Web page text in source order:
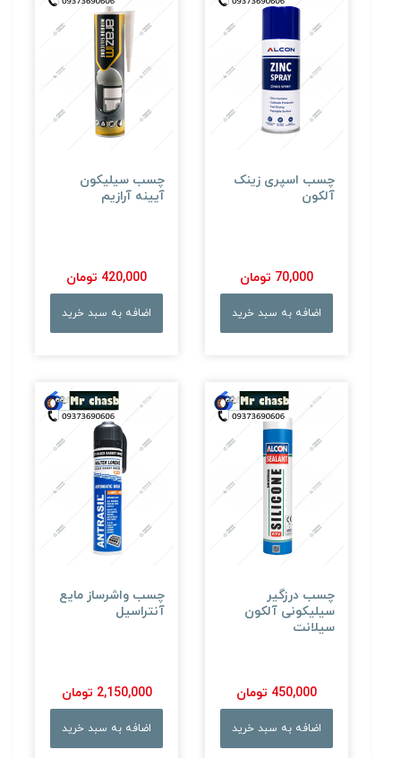
چسب اسپری زینک
آلکون
70,000 تومان
اضافه به سبد خرید
چسب سیلیکون
آیینه آرازیم
420,000 تومان
اضافه به سبد خرید
چسب درزگیر
سیلیکونی آلکون
سیلانت
450,000 تومان
اضافه به سبد خرید
چسب واشرساز مایع
آنتراسیل
2,150,000 تومان
اضافه به سبد خرید